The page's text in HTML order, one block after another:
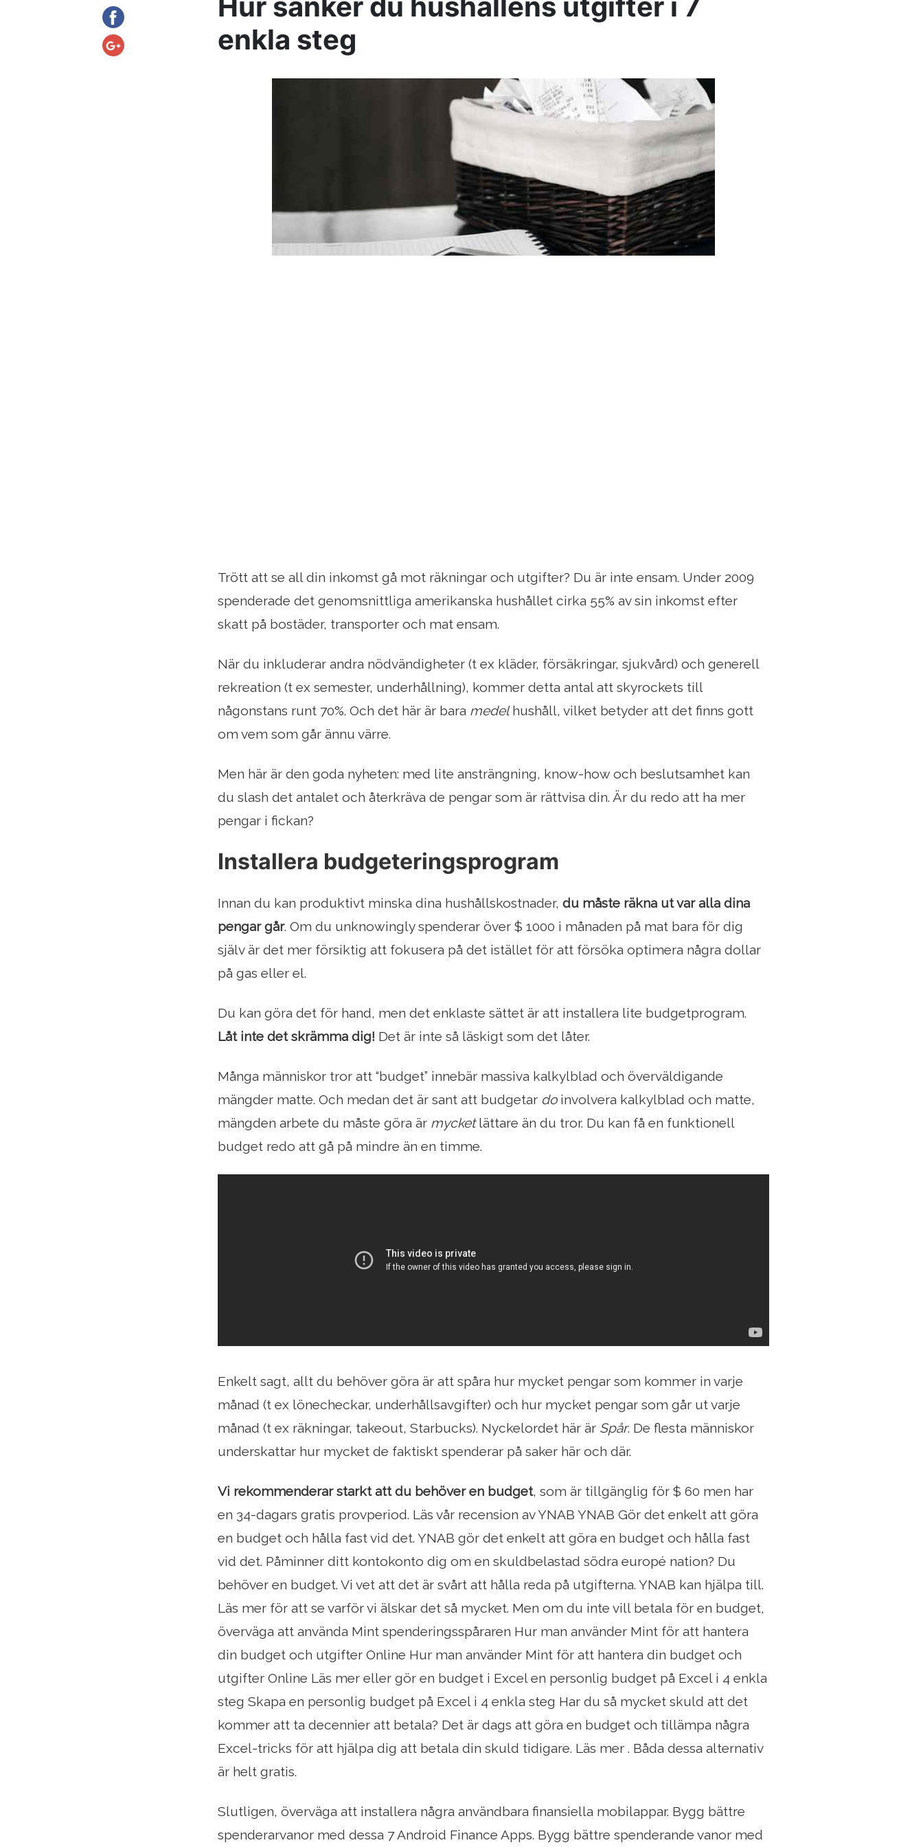
enkla steg
Trött att se all din inkomst gå mot räkningar och utgifter? Du är inte ensam. Under 2009
spenderade det genomsnittliga amerikanska hushållet cirka 55% av sin inkomst efter
skatt på bostäder, transporter och mat ensam.
När du inkluderar andra nödvändigheter (t ex kläder, försäkringar, sjukvård) och generell
rekreation (t ex semester, underhållning), kommer detta antal att skyrockets till
någonstans runt 70%. Och det här är bara medelhushåll, vilket betyder att det finns gott
om vem som går ännu värre.
Men här är den goda nyheten: med lite ansträngning, know-how och beslutsamhet kan
du slash det antalet och återkräva de pengar som är rättvisa din. Är du redo att ha mer
pengar i fickan?
Installera budgeteringsprogram
Innan du kan produktivt minska dina hushållskostnader, du måste räkna ut var alla dina
pengar går. Om du unknowingly spenderar över $ 1000 i månaden på mat bara för dig
själv är det mer försiktig att fokusera på det istället för att försöka optimera några dollar
på gas eller el.
Du kan göra det för hand, men det enklaste sättet är att installera lite budgetprogram.
Låt inte det skrämma dig! Det är inte så läskigt som det låter.
Många människor tror att “budget” innebär massiva kalkylblad och överväldigande
mängder matte. Och medan det är sant att budgetar doinvolvera kalkylblad och matte,
mängden arbete du måste göra är mycketlättare än du tror. Du kan få en funktionell
budget redo att gå på mindre än en timme.
Enkelt sagt, allt du behöver göra är att spåra hur mycket pengar som kommer in varje
månad (t ex lönecheckar, underhållsavgifter) och hur mycket pengar som går ut varje
månad (t ex räkningar, takeout, Starbucks). Nyckelordet här är Spår. De flesta människor
underskattar hur mycket de faktiskt spenderar på saker här och där.
Vi rekommenderar starkt att du behöver en budget, som är tillgänglig för $ 60 men har
en 34-dagars gratis provperiod. Läs vår recension av YNAB YNAB Gör det enkelt att göra
en budget och hålla fast vid det. YNAB gör det enkelt att göra en budget och hålla fast
vid det. Påminner ditt kontokonto dig om en skuldbelastad södra europé nation? Du
behöver en budget. Vi vet att det är svårt att hålla reda på utgifterna. YNAB kan hjälpa till.
Läs mer för att se varför vi älskar det så mycket. Men om du inte vill betala för en budget,
överväga att använda Mint spenderingsspåraren Hur man använder Mint för att hantera
din budget och utgifter Online Hur man använder Mint för att hantera din budget och
utgifter Online Läs mer eller gör en budget i Excel en personlig budget på Excel i 4 enkla
steg Skapa en personlig budget på Excel i 4 enkla steg Har du så mycket skuld att det
kommer att ta decennier att betala? Det är dags att göra en budget och tillämpa några
Excel-tricks för att hjälpa dig att betala din skuld tidigare. Läs mer . Båda dessa alternativ
är helt gratis.
Slutligen, överväga att installera några användbara finansiella mobilappar. Bygg bättre
spenderarvanor med dessa 7 Android Finance Apps. Bygg bättre spenderande vanor med